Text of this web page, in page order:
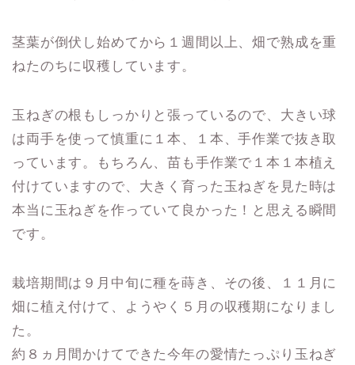
茎葉が倒伏し始めてから１週間以上、畑で熟成を重
ねたのちに収穫しています。
玉ねぎの根もしっかりと張っているので、大きい球
は両手を使って慎重に１本、１本、手作業で抜き取
っています。もちろん、苗も手作業で１本１本植え
付けていますので、大きく育った玉ねぎを見た時は
本当に玉ねぎを作っていて良かった！と思える瞬間
です。
栽培期間は９月中旬に種を蒔き、その後、１１月に
畑に植え付けて、ようやく５月の収穫期になりまし
た。
約８ヵ月間かけてできた今年の愛情たっぷり玉ねぎ